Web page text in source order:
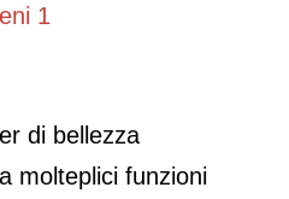
1
di bellezza
molteplici funzioni